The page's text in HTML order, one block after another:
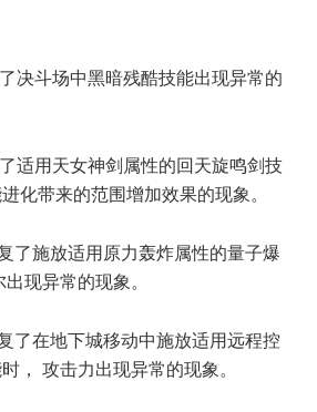
决斗场中黑暗残酷技能出现异常的
适用天女神剑属性的回天旋鸣剑技
化带来的范围增加效果的现象。
了施放适用原力轰炸属性的量子爆
现异常的现象。
了在地下城移动中施放适用远程控
， 攻击力出现异常的现象。